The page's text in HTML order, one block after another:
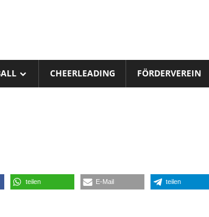
CHEERLEADING FÖRDERVEREIN
teilen E-Mail teilen